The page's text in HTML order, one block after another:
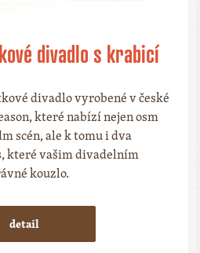
divadlo s krabicí
divadlo vyrobené v české
které nabízí nejen osm
scén, ale k tomu i dva
které vašim divadelním
kouzlo.
detail